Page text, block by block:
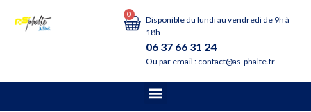
0
Disponible du lundi au vendredi de 9h à
18h
06 37 66 31 24
Ou par email : contact@as-phalte.fr